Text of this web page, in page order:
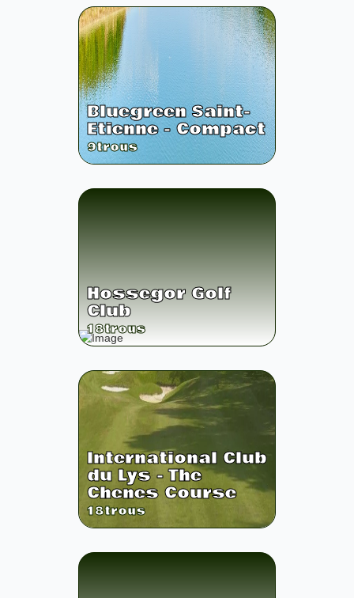
Bluegreen Saint-
Etienne - Compact
9trous
Hossegor Golf
Club
18trous
International Club
du Lys - The
Chenes Course
18trous